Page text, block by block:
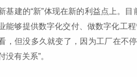
基建的“新”体现在新的利益点上。
能够提供数字化交付、做数字化工
，但没多久就变了，因为工厂在不
没有关系”。